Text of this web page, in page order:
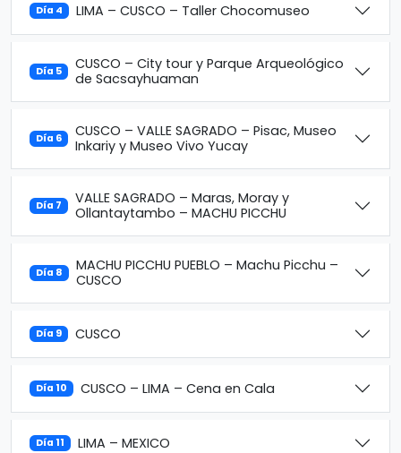
Día 4 LIMA – CUSCO – Taller Chocomuseo
Día 5
CUSCO – City tour y Parque Arqueológico
de Sacsayhuaman
Día 6
CUSCO – VALLE SAGRADO – Pisac, Museo
Inkariy y Museo Vivo Yucay
Día 7
VALLE SAGRADO – Maras, Moray y
Ollantaytambo – MACHU PICCHU
Día 8
MACHU PICCHU PUEBLO – Machu Picchu –
CUSCO
Día 9 CUSCO
Día 10 CUSCO – LIMA – Cena en Cala
Día 11 LIMA – MEXICO